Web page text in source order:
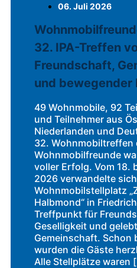
06. Juli 2026
32. IPA-Treffen
Freundschaft,
und bewegender
49 Wohnmobile, 92
und Teilnehmer aus
Niederlanden und
32. Wohnmobiltreffen
Wohnmobilfreunde
voller Erfolg. Vom 18.
2026 verwandelte
Wohnmobilstellplatz
Halbmond“ in
Treffpunkt für
Geselligkeit und
Gemeinschaft. Schon
wurden die Gäste
Alle Stellplätze waren